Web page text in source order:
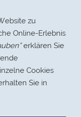
zu
Online-Erlebnis
erklären Sie
Cookies
Sie in